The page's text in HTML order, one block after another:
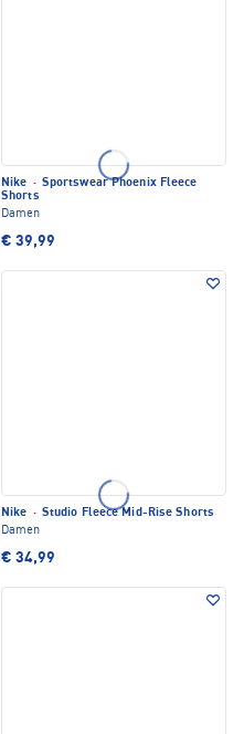
Nike · Sportswear Phoenix Fleece
Shorts
Damen
€ 39,99
Nike · Studio Fleece Mid-Rise Shorts
Damen
€ 34,99